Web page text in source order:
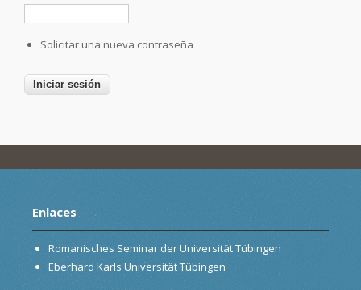
Solicitar una nueva contraseña
Enlaces
Romanisches Seminar der Universität Tübingen
Eberhard Karls Universität Tübingen